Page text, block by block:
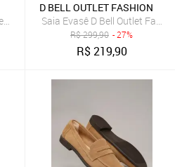
Fashion Top de Amarração Caramelo
D BELL OUTLET FASHION
Saia Evasê D Bell Outlet
R$299,90 - 27%
R$219,90